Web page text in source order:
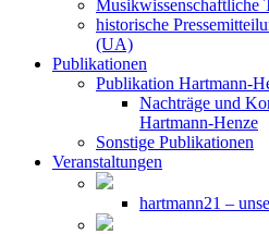
Musikwissenschaftliche
historische
(UA)
Publikationen
Publikation Hartmann-
Nachträge und
Hartmann-Henze
Sonstige Publikationen
Veranstaltungen
hartmann21 –